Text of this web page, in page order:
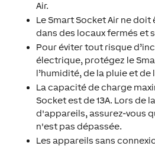
Air.
Le Smart Socket Air ne
dans des locaux fermés et
Pour éviter tout risque
électrique, protégez le
l’humidité, de la pluie et de
La capacité de charge
Socket est de 13A. Lors de
d'appareils, assurez-vous
n'est pas dépassée.
Les appareils sans